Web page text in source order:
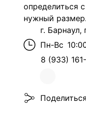
определиться
нужный размер.
г.
Пн-Вс
8 (933)
Поделиться